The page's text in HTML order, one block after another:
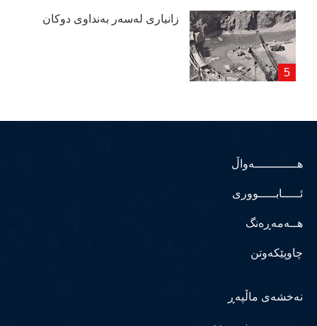
زانیاری لەسەر بەنداوی دوكان
هــــــــــــەواڵ
ئـــــابـــــووری
هــەمەڕەنگ
چاوپێکەوتن
نەخشەی ماڵپەڕ